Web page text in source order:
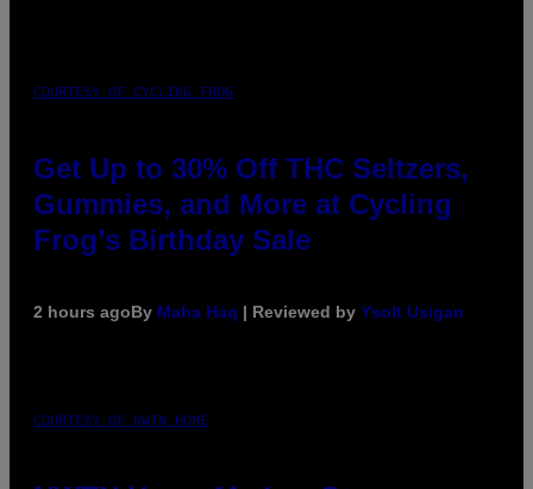
COURTESY OF CYCLING FROG
Get Up to 30% Off THC Seltzers,
Gummies, and More at Cycling
Frog’s Birthday Sale
2 hours agoBy Maha Haq | Reviewed by Ysolt Usigan
COURTESY OF NWTN HOME